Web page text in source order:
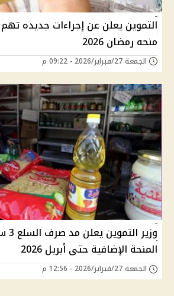
التموين يعلن عن إجراءات جديده
منحه رمضان 2026
الجمعة 27/فبراير/2026 - 09:22 م
المنحة الإضافية حتى أبريل 2026
الجمعة 27/فبراير/2026 - 12:56 م